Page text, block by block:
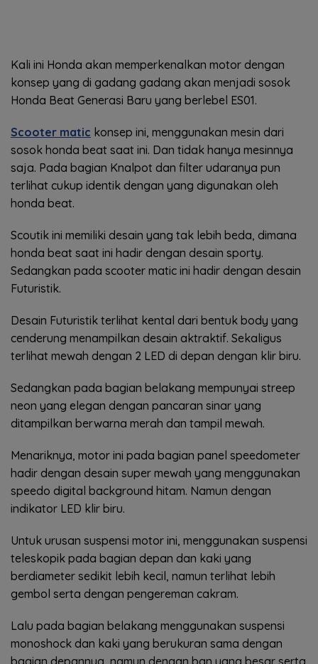
Kali ini Honda akan memperkenalkan motor dengan
konsep yang di gadang gadang akan menjadi sosok
Honda Beat Generasi Baru yang berlebel ES01.
Scooter matic konsep ini, menggunakan mesin dari
sosok honda beat saat ini. Dan tidak hanya mesinnya
saja. Pada bagian Knalpot dan filter udaranya pun
terlihat cukup identik dengan yang digunakan oleh
honda beat.
Scoutik ini memiliki desain yang tak lebih beda, dimana
honda beat saat ini hadir dengan desain sporty.
Sedangkan pada scooter matic ini hadir dengan desain
Futuristik.
Desain Futuristik terlihat kental dari bentuk body yang
cenderung menampilkan desain aktraktif. Sekaligus
terlihat mewah dengan 2 LED di depan dengan klir biru.
Sedangkan pada bagian belakang mempunyai streep
neon yang elegan dengan pancaran sinar yang
ditampilkan berwarna merah dan tampil mewah.
Menariknya, motor ini pada bagian panel speedometer
hadir dengan desain super mewah yang menggunakan
speedo digital background hitam. Namun dengan
indikator LED klir biru.
Untuk urusan suspensi motor ini, menggunakan suspensi
teleskopik pada bagian depan dan kaki yang
berdiameter sedikit lebih kecil, namun terlihat lebih
gembol serta dengan pengereman cakram.
Lalu pada bagian belakang menggunakan suspensi
monoshock dan kaki yang berukuran sama dengan